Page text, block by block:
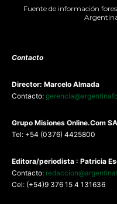
Fuente de información
Contacto
Director: Marcelo Almada
Contacto:
Grupo Misiones Online.Com SA
Tel: +54 (0376) 4425800
Editora/periodista : Patricia
Contacto:
Cel: (+54)9 376 15 4 131636